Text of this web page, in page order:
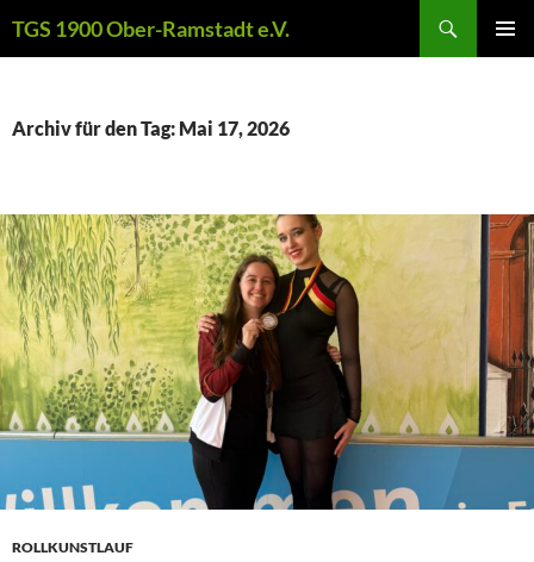
Inhalt
TGS 1900 Ober-Ramstadt e.V.
Archiv für den Tag: Mai 17, 2026
ROLLKUNSTLAUF